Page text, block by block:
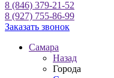
8 (846) 379-21-52
8 (927) 755-86-99
Заказать звонок
Самара
Назад
Города